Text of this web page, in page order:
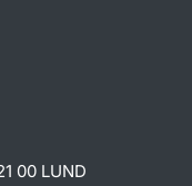
00 LUND